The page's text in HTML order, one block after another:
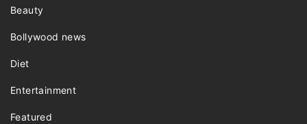
Beauty
Bollywood news
Diet
Entertainment
Featured